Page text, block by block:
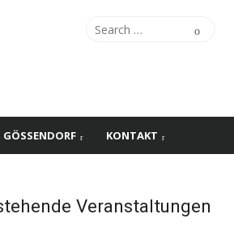
Search
Search
KONTAKT
Veranstaltungen